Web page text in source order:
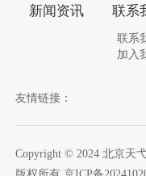
新闻资讯 联系
联系
加入
友情链接：
Copyright © 2024 北京天